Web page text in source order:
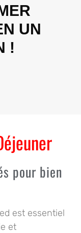
UN
!
pour bien
est essentiel
et